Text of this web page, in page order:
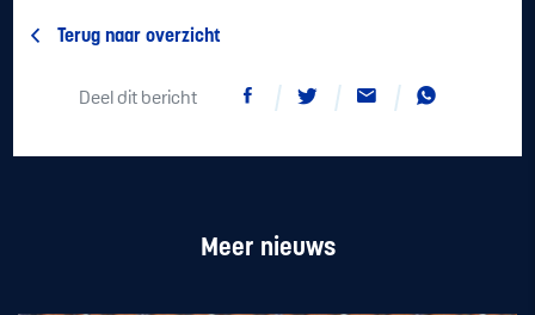
Terug naar overzicht
Deel dit bericht
Meer nieuws